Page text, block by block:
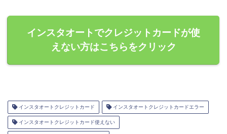
インスタオートでクレジットカードが使
えない方はこちらをクリック
インスタオートクレジットカード インスタオートクレジットカードエラー
インスタオートクレジットカード使えない